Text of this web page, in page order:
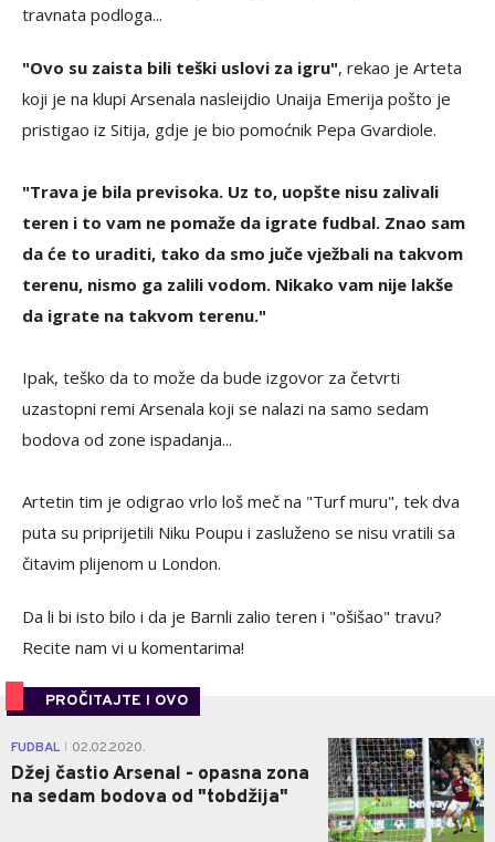
travnata podloga...
"Ovo su zaista bili teški uslovi za igru", rekao je Arteta
koji je na klupi Arsenala nasleijdio Unaija Emerija pošto je
pristigao iz Sitija, gdje je bio pomoćnik Pepa Gvardiole.
"Trava je bila previsoka. Uz to, uopšte nisu zalivali
teren i to vam ne pomaže da igrate fudbal. Znao sam
da će to uraditi, tako da smo juče vježbali na takvom
terenu, nismo ga zalili vodom. Nikako vam nije lakše
da igrate na takvom terenu."
Ipak, teško da to može da bude izgovor za četvrti
uzastopni remi Arsenala koji se nalazi na samo sedam
bodova od zone ispadanja...
Artetin tim je odigrao vrlo loš meč na "Turf muru", tek dva
puta su priprijetili Niku Poupu i zasluženo se nisu vratili sa
čitavim plijenom u London.
Da li bi isto bilo i da je Barnli zalio teren i "ošišao" travu?
Recite nam vi u komentarima!
PROČITAJTE I OVO
FUDBAL 02.02.2020.
Džej častio Arsenal - opasna zona
na sedam bodova od "tobdžija"
0